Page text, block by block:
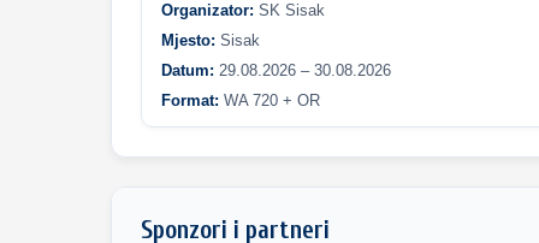
Organizator: SK Sisak
Mjesto: Sisak
Datum: 29.08.2026 – 30.08.2026
Format: WA 720 + OR
Sponzori i partneri